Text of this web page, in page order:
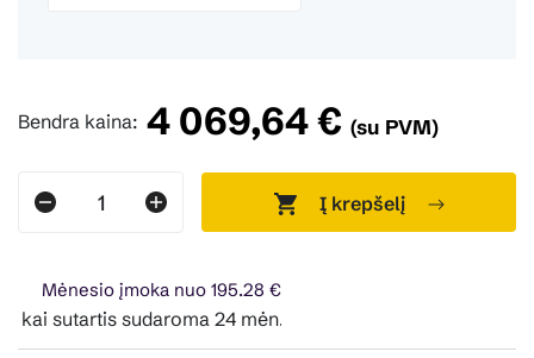
Bendra kaina: 4 069,64 € (su PVM)
Į krepšelį
Mėnesio įmoka nuo 195.28 €
sudaroma 24 mėn. terminui, metinė palūkanų